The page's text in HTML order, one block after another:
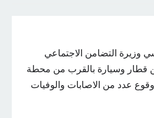
وزيرة التضامن الاجتماعي
قطار وسيارة بالقرب من محطة
وقوع عدد من الاصابات والوفيات